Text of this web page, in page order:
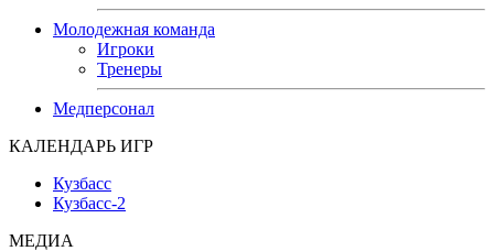
Молодежная команда
Игроки
Тренеры
Медперсонал
КАЛЕНДАРЬ ИГР
Кузбасс
Кузбасс-2
МЕДИА